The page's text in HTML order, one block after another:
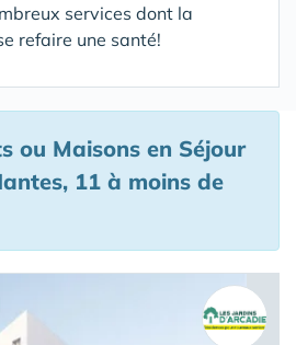
services dont la
refaire une santé!
ou Maisons en Séjour
11 à moins de